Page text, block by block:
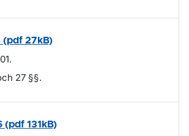
(pdf 27kB)
27 §§.
(pdf 131kB)